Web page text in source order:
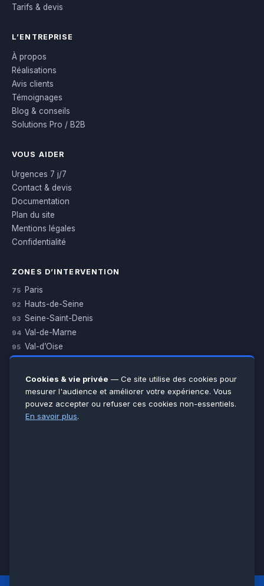
Tarifs & devis
L’ENTREPRISE
À propos
Réalisations
Avis clients
Témoignages
Blog & conseils
Solutions Pro / B2B
VOUS AIDER
Urgences 7 j/7
Contact & devis
Documentation
Plan du site
Mentions légales
Confidentialité
ZONES D’INTERVENTION
75 Paris
92 Hauts-de-Seine
93 Seine-Saint-Denis
94 Val-de-Marne
95 Val-d’Oise
Essonne
Seine-et-Marne
Voir toutes les villes →
Cookies & vie privée — Ce site utilise des cookies pour
mesurer l'audience et améliorer votre expérience. Vous
pouvez accepter ou refuser ces cookies non-essentiels.
En savoir plus.